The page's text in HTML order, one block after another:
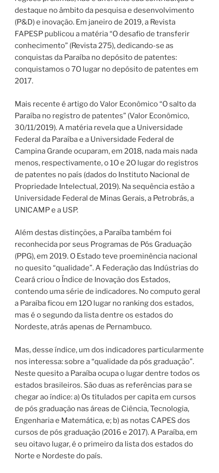
destaque no âmbito da pesquisa e desenvolvimento
(P&D) e inovação. Em janeiro de 2019, a Revista
FAPESP publicou a matéria “O desafio de transferir
conhecimento” (Revista 275), dedicando-se as
conquistas da Paraíba no depósito de patentes:
conquistamos o 7O lugar no depósito de patentes em
2017.
Mais recente é artigo do Valor Econômico “O salto da
Paraíba no registro de patentes” (Valor Econômico,
30/11/2019). A matéria revela que a Universidade
Federal da Paraíba e a Universidade Federal de
Campina Grande ocuparam, em 2018, nada mais nada
menos, respectivamente, o 1O e 2O lugar do registros
de patentes no país (dados do Instituto Nacional de
Propriedade Intelectual, 2019). Na sequência estão a
Universidade Federal de Minas Gerais, a Petrobrás, a
UNICAMP e a USP.
Além destas distinções, a Paraíba também foi
reconhecida por seus Programas de Pós Graduação
(PPG), em 2019. O Estado teve proeminência nacional
no quesito “qualidade”. A Federação das Indústrias do
Ceará criou o Índice de Inovação dos Estados,
contendo uma série de indicadores. No computo geral
a Paraíba ficou em 12O lugar no ranking dos estados,
mas é o segundo da lista dentre os estados do
Nordeste, atrás apenas de Pernambuco.
Mas, desse índice, um dos indicadores particularmente
nos interessa: sobre a “qualidade da pós graduação”.
Neste quesito a Paraíba ocupa o lugar dentre todos os
estados brasileiros. São duas as referências para se
chegar ao índice: a) Os titulados per capita em cursos
de pós graduação nas áreas de Ciência, Tecnologia,
Engenharia e Matemática, e; b) as notas CAPES dos
cursos de pós graduação (2016 e 2017). A Paraíba, em
seu oitavo lugar, é o primeiro da lista dos estados do
Norte e Nordeste do país.